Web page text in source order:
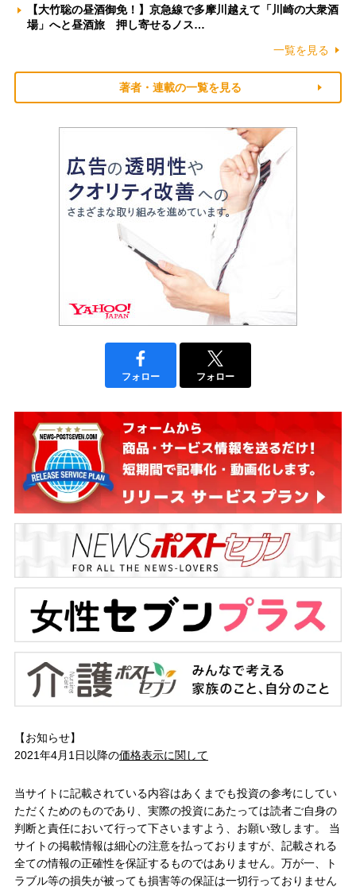
【大竹聡の昼酒御免！】京急線で多摩川越えて「川崎の大衆酒
場」へと昼酒旅 押し寄せるノス…
一覧を見る
著者・連載の一覧を見る
フォロー フォロー
【お知らせ】
2021年4月1日以降の価格表示に関して
当サイトに記載されている内容はあくまでも投資の参考にしてい
ただくためのものであり、実際の投資にあたっては読者ご自身の
判断と責任において行って下さいますよう、お願い致します。 当
サイトの掲載情報は細心の注意を払っておりますが、記載される
全ての情報の正確性を保証するものではありません。万が一、ト
ラブル等の損失が被っても損害等の保証は一切行っておりません